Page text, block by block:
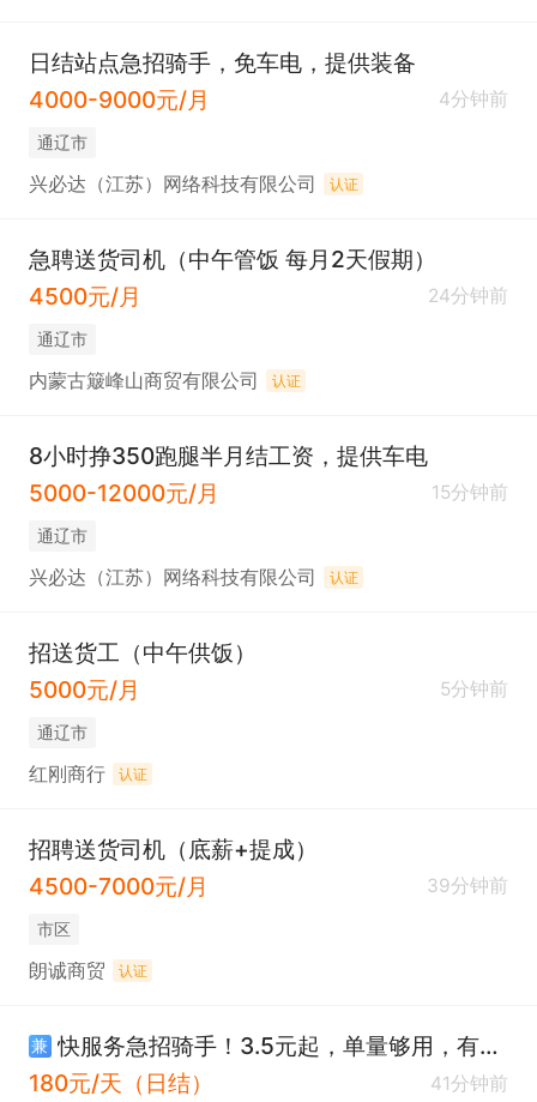
日结站点急招骑手，免车电，提供装备
4000-9000元/月
4分钟前
通辽市
兴必达（江苏）网络科技有限公司 认证
急聘送货司机（中午管饭 每月2天假期）
4500元/月
24分钟前
通辽市
内蒙古簸峰山商贸有限公司 认证
8小时挣350跑腿半月结工资，提供车电
5000-12000元/月
15分钟前
通辽市
兴必达（江苏）网络科技有限公司 认证
招送货工（中午供饭）
5000元/月
5分钟前
通辽市
红刚商行 认证
招聘送货司机（底薪+提成）
4500-7000元/月
39分钟前
市区
朗诚商贸 认证
兼
快服务急招骑手！3.5元起，单量够用，有溢价！
180元/天（日结）
41分钟前